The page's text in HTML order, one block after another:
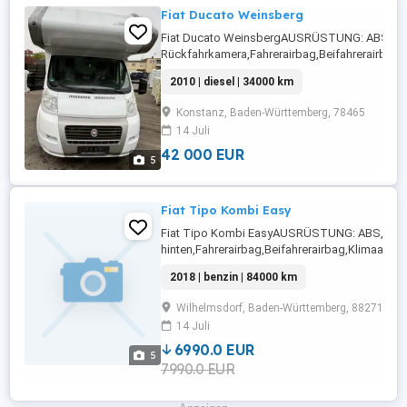
5
Fiat Ducato Weinsberg
Fiat Ducato WeinsbergAUSRÜSTUNG:
...
2010 | diesel | 34000 km
Konstanz, Baden-Württemberg, 78465
14 Juli
42 000 EUR
5
Fiat Tipo Kombi Easy
Fiat Tipo Kombi EasyAUSRÜSTUNG:
geeignet,Kopfairbag,Zentralverriegelung ...
2018 | benzin | 84000 km
Wilhelmsdorf, Baden-Württemberg, 88271
14 Juli
6990.0 EUR
7990.0 EUR